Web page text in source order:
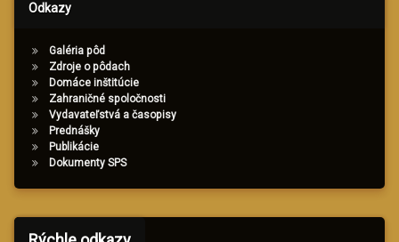
Odkazy
Galéria pôd
Zdroje o pôdach
Domáce inštitúcie
Zahraničné spoločnosti
Vydavateľstvá a časopisy
Prednášky
Publikácie
Dokumenty SPS